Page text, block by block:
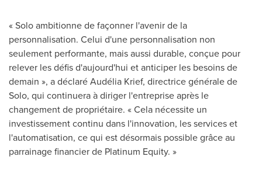
« Solo ambitionne de façonner l'avenir de la
personnalisation. Celui d'une personnalisation non
seulement performante, mais aussi durable, conçue pour
relever les défis d'aujourd'hui et anticiper les besoins de
demain », a déclaré Audélia Krief, directrice générale de
Solo, qui continuera à diriger l'entreprise après le
changement de propriétaire. « Cela nécessite un
investissement continu dans l'innovation, les services et
l'automatisation, ce qui est désormais possible grâce au
parrainage financier de Platinum Equity. »